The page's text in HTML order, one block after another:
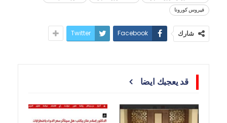
فيروس كورونا
شارك Facebook
Twitter
قد يعجبك ايضا